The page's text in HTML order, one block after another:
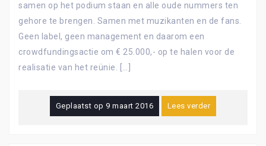
samen op het podium staan en alle oude nummers ten
gehore te brengen. Samen met muzikanten en de fans.
Geen label, geen management en daarom een
crowdfundingsactie om € 25.000,- op te halen voor de
realisatie van het reünie. […]
Geplaatst op9 maart 2016 Lees verder